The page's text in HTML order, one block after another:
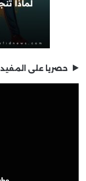
حصريا على المفيد